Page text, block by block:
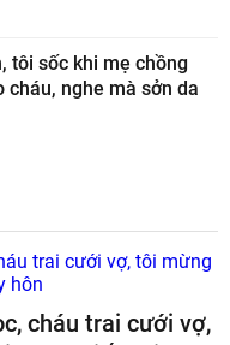
tôi sốc khi mẹ chồng
nghe mà sởn da
cháu trai cưới vợ,